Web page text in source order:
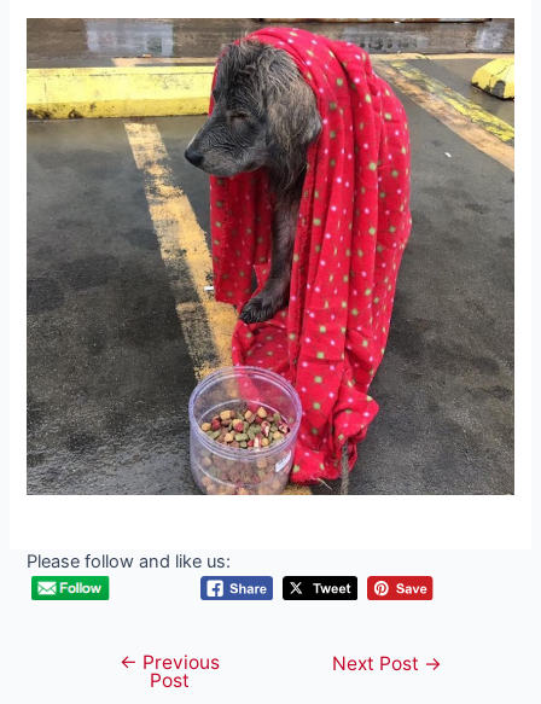
Please follow and like us:
navigation
← Previous
Post
Next Post →